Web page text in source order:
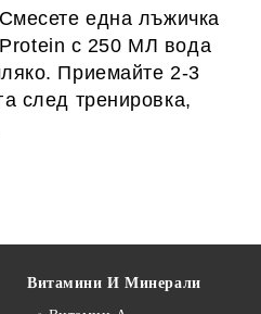
една лъжичка
с 250 МЛ вода
Приемайте 2-3
след тренировка,
Витамини И Минерали